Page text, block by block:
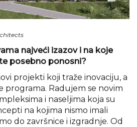
najveći izazov i na koje
posebno ponosni?
projekti koji traže inovaciju, a
programa. Radujem se novim
i naseljima koja su
na kojima nismo imali
do završnice i izgradnje. Od